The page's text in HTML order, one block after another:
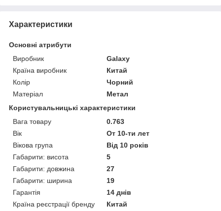
Характеристики
Основні атрибути
Виробник
Galaxy
Країна виробник
Китай
Колір
Чорний
Матеріал
Метал
Користувальницькі характеристики
Вага товару
0.763
Вік
От 10-ти лет
Вікова група
Від 10 років
Габарити: висота
5
Габарити: довжина
27
Габарити: ширина
19
Гарантія
14 днів
Країна реєстрації бренду
Китай